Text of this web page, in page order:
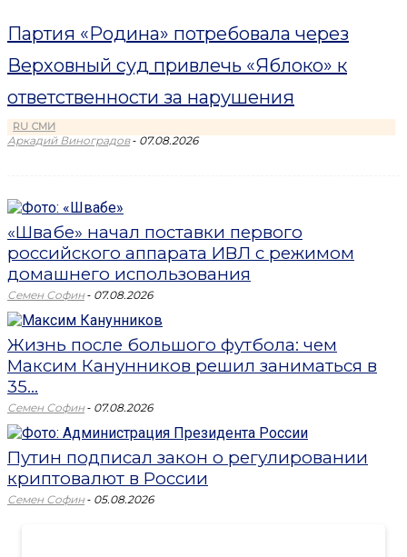
Партия «Родина» потребовала через
Верховный суд привлечь «Яблоко» к
ответственности за нарушения
RU СМИ
Аркадий Виноградов - 07.08.2026
«Швабе» начал поставки первого
российского аппарата ИВЛ с режимом
домашнего использования
Семен Софин - 07.08.2026
Жизнь после большого футбола: чем
Максим Канунников решил заниматься в
35...
Семен Софин - 07.08.2026
Путин подписал закон о регулировании
криптовалют в России
Семен Софин - 05.08.2026